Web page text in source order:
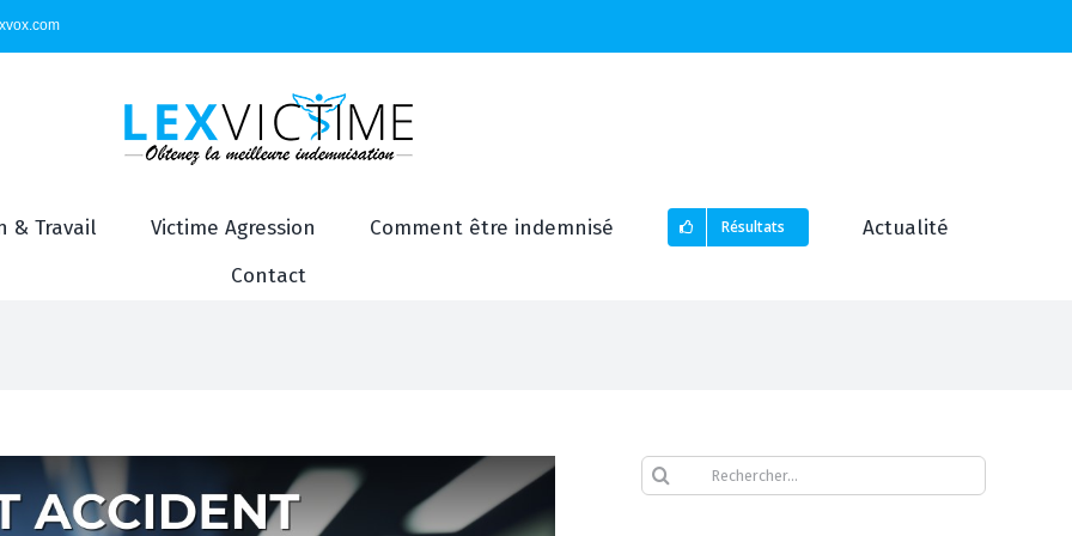
& Travail Victime Agression Comment être indemnisé Résultats
Actualité
Contact
Rechercher